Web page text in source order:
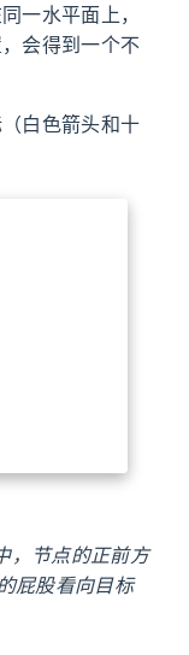
一水平面上，
会得到一个不
白色箭头和十
节点的正前方
屁股看向目标